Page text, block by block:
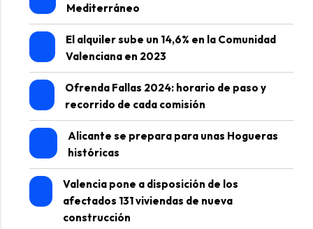
Mediterráneo
El alquiler sube un 14,6% en la Comunidad
Valenciana en 2023
Ofrenda Fallas 2024: horario de paso y
recorrido de cada comisión
Alicante se prepara para unas Hogueras
históricas
Valencia pone a disposición de los
afectados 131 viviendas de nueva
construcción